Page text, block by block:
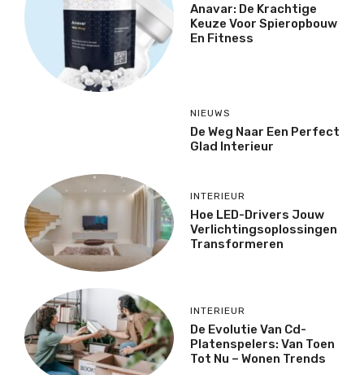
Anavar: De Krachtige
Keuze Voor Spieropbouw
En Fitness
NIEUWS
De Weg Naar Een Perfect
Glad Interieur
INTERIEUR
Hoe LED-Drivers Jouw
Verlichtingsoplossingen
Transformeren
INTERIEUR
De Evolutie Van Cd-
Platenspelers: Van Toen
Tot Nu – Wonen Trends